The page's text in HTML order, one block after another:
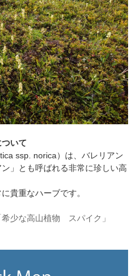
いて
ssp. norica）は、バレリアン
」とも呼ばれる非常に珍しい高
貴重なハーブです。
少な高山植物 スパイク」